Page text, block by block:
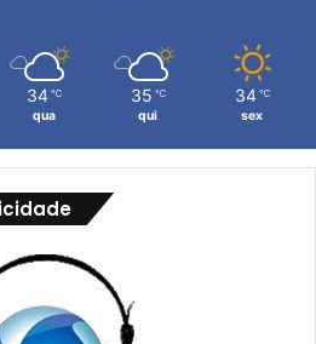
34 ℃
qua
35 ℃
qui
34 ℃
sex